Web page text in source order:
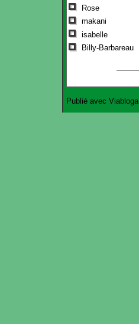
Rose
makani
isabelle
Billy-Barbareau
Publié avec Viabloga